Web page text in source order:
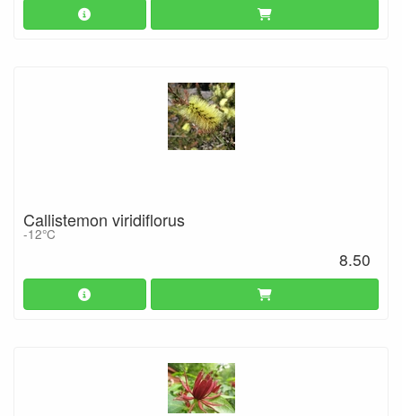
Callistemon viridiflorus
-12°C
8.50